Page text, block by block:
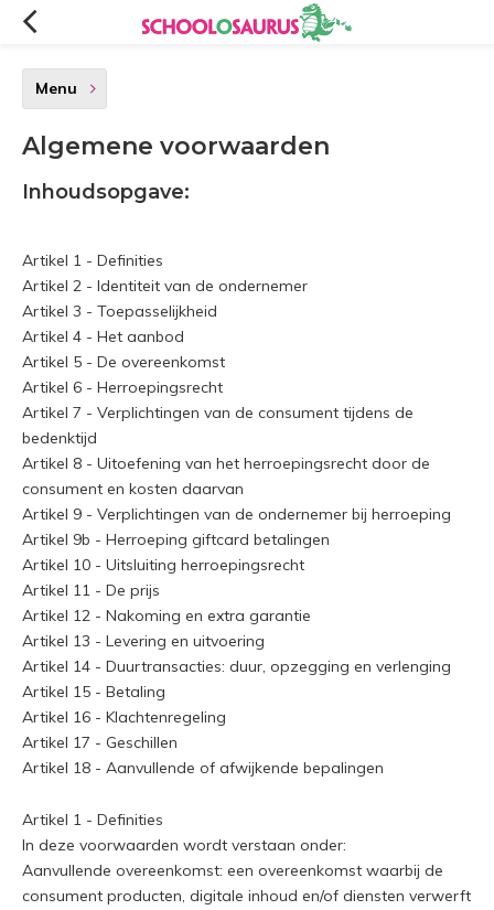
Menu
Algemene voorwaarden
Inhoudsopgave:
Artikel 1 - Definities
Artikel 2 - Identiteit van de ondernemer
Artikel 3 - Toepasselijkheid
Artikel 4 - Het aanbod
Artikel 5 - De overeenkomst
Artikel 6 - Herroepingsrecht
Artikel 7 - Verplichtingen van de consument tijdens de
bedenktijd
Artikel 8 - Uitoefening van het herroepingsrecht door de
consument en kosten daarvan
Artikel 9 - Verplichtingen van de ondernemer bij herroeping
Artikel 9b - Herroeping giftcard betalingen
Artikel 10 - Uitsluiting herroepingsrecht
Artikel 11 - De prijs
Artikel 12 - Nakoming en extra garantie
Artikel 13 - Levering en uitvoering
Artikel 14 - Duurtransacties: duur, opzegging en verlenging
Artikel 15 - Betaling
Artikel 16 - Klachtenregeling
Artikel 17 - Geschillen
Artikel 18 - Aanvullende of afwijkende bepalingen
Artikel 1 - Definities
In deze voorwaarden wordt verstaan onder:
Aanvullende overeenkomst: een overeenkomst waarbij de
consument producten, digitale inhoud en/of diensten verwerft